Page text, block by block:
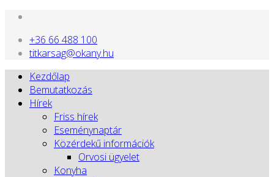
+36 66 488 100
titkarsag@okany.hu
Kezdőlap
Bemutatkozás
Hírek
Friss hírek
Eseménynaptár
Közérdekű információk
Orvosi ügyelet
Konyha